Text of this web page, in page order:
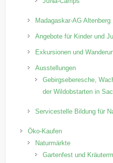
Madagaskar-AG Altenberg
Angebote für Kinder und
Exkursionen und
Ausstellungen
Gebirgseberesche,
der Wildobstarten in
Servicestelle Bildung für
Öko-Kaufen
Naturmärkte
Gartenfest und